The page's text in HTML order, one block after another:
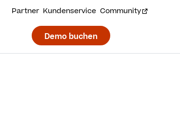
Partner Kundenservice Community
Demo buchen